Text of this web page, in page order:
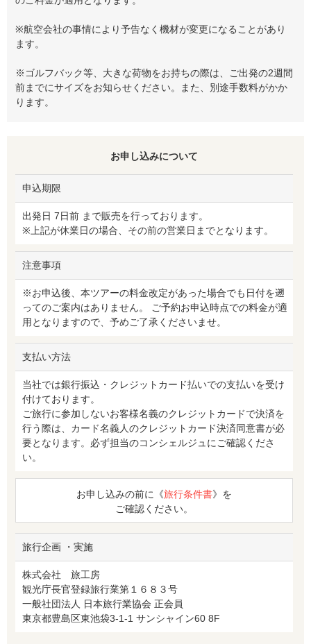
※航空会社の事情により予告なく機材が変更になることがあり
ます。
※ゴルフバック等、大きな荷物をお持ちの際は、ご出発の2週間
前までにサイズをお知らせください。また、別途手数料がかか
ります。
お申し込みについて
申込期限
出発日 7日前 まで販売を行っております。
※上記が休業日の場合、その前の営業日までとなります。
注意事項
※お申込後、本ツアーの料金改定があった場合でも日付を遡
ってのご案内はありません。 ご予約お申込時点での料金が適
用となりますので、予めご了承くださいませ。
支払い方法
当社では銀行振込・クレジットカード払いでの支払いを受け
付けております。
ご旅行に参加しないお客様名義のクレジットカードで決済を
行う際は、カード名義人のクレジットカード決済同意書が必
要となります。必ず担当のコンシェルジュにご確認くださ
い。
お申し込みの前に《旅行条件書》を
ご確認ください。
旅行企画 ・実施
株式会社 旅工房
観光庁長官登録旅行業第１６８３号
一般社団法人 日本旅行業協会 正会員
東京都豊島区東池袋3-1-1 サンシャイン60 8F